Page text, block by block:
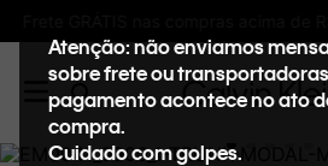
Ganhe 10% de
Atenção: não enviamos
sobre frete ou
pagamento acontece no ato
compra.
Cuidado com golpes.